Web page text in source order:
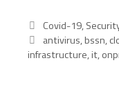
Covid-19,
antivirus,bssn,
infrastructure,it,